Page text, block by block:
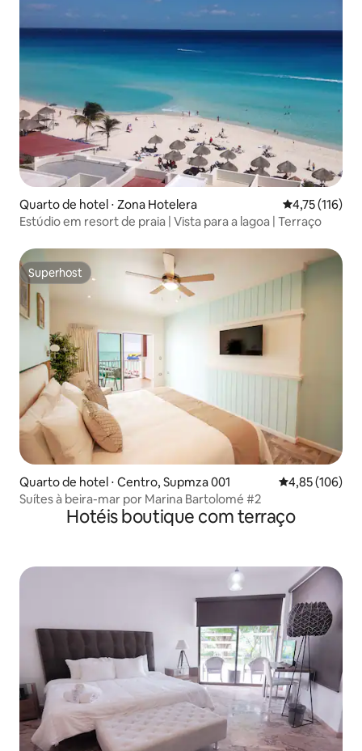
Quarto de hotel ⋅ Zona Hotelera 4,75 de uma
4,75 (116)
Estúdio em resort de praia | Vista para a lagoa | Terraço
Superhost
Superhost
Quarto de hotel ⋅ Centro, Supmza 001 4,85 de uma
4,85 (106)
Suítes à beira-mar por Marina Bartolomé #2
Hotéis boutique com terraço